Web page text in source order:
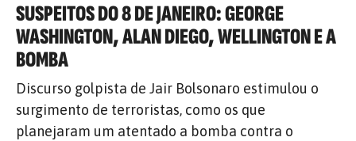
SUSPEITOS DO 8 DE JANEIRO: GEORGE
WASHINGTON, ALAN DIEGO, WELLINGTON E A
BOMBA
Discurso golpista de Jair Bolsonaro estimulou o
surgimento de terroristas, como os que
planejaram um atentado a bomba contra o